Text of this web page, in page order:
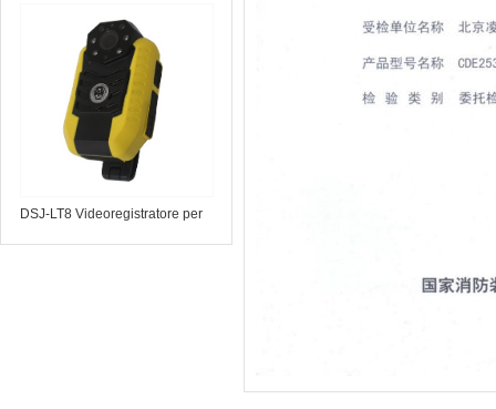
DSJ-LT8 Videoregistratore per
forze dell'ordine